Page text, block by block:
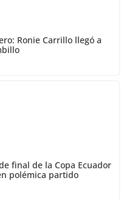
Ronie Carrillo llegó a
final de la Copa Ecuador
polémica partido